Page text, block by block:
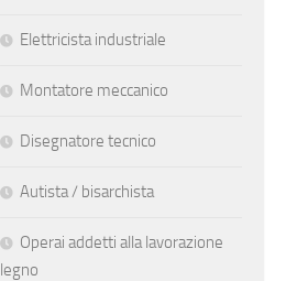
Elettricista industriale
Montatore meccanico
Disegnatore tecnico
Autista / bisarchista
Operai addetti alla lavorazione
legno